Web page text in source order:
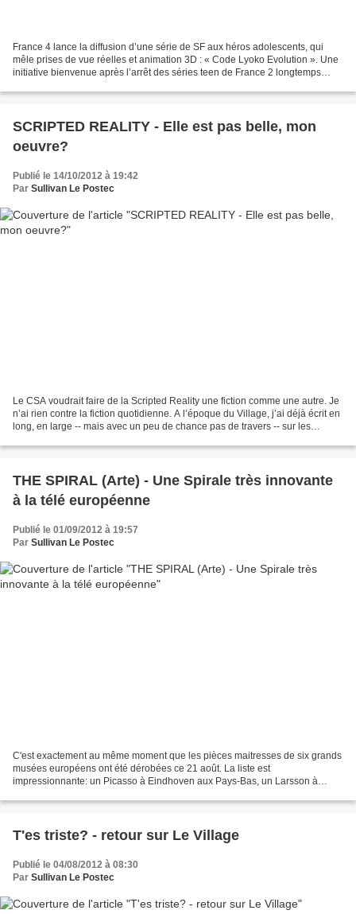
France 4 lance la diffusion d’une série de SF aux héros adolescents, qui
mêle prises de vue réelles et animation 3D : « Code Lyoko Evolution ». Une
initiative bienvenue après l’arrêt des séries teen de France 2 longtemps
SCRIPTED REALITY - Elle est pas belle, mon
oeuvre?
Publié le 14/10/2012 à 19:42
Par Sullivan Le Postec
Le CSA voudrait faire de la Scripted Reality une fiction comme une autre. Je
n’ai rien contre la fiction quotidienne. A l’époque du Village, j’ai déjà écrit en
long, en large -- mais avec un peu de chance pas de travers -- sur les
THE SPIRAL (Arte) - Une Spirale très innovante
à la télé européenne
Publié le 01/09/2012 à 19:57
Par Sullivan Le Postec
C'est exactement au même moment que les pièces maitresses de six grands
musées européens ont été dérobées ce 21 août. La liste est
impressionnante: un Picasso à Eindhoven aux Pays-Bas, un Larsson à
T'es triste? - retour sur Le Village
Publié le 04/08/2012 à 08:30
Par Sullivan Le Postec